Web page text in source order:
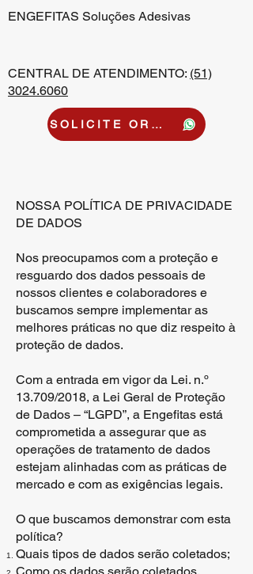
ENGEFITAS Soluções Adesivas
CENTRAL DE ATENDIMENTO: (51)
3024.6060
SOLICITE ORÇAMENTO
NOSSA POLÍTICA DE PRIVACIDADE
DE DADOS
Nos preocupamos com a proteção e
resguardo dos dados pessoais de
nossos clientes e colaboradores e
buscamos sempre implementar as
melhores práticas no que diz respeito à
proteção de dados.
Com a entrada em vigor da Lei. n.º
13.709/2018, a Lei Geral de Proteção
de Dados – “LGPD”, a Engefitas está
comprometida a assegurar que as
operações de tratamento de dados
estejam alinhadas com as práticas de
mercado e com as exigências legais.
O que buscamos demonstrar com esta
política?
Quais tipos de dados serão coletados;